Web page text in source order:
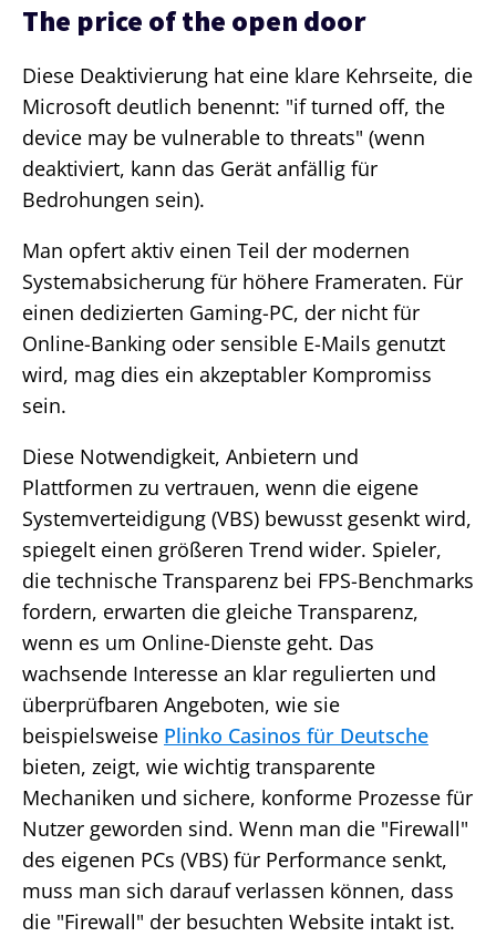
The price of the open door
Diese Deaktivierung hat eine klare Kehrseite, die
Microsoft deutlich benennt: "if turned off, the
device may be vulnerable to threats" (wenn
deaktiviert, kann das Gerät anfällig für
Bedrohungen sein).
Man opfert aktiv einen Teil der modernen
Systemabsicherung für höhere Frameraten. Für
einen dedizierten Gaming-PC, der nicht für
Online-Banking oder sensible E-Mails genutzt
wird, mag dies ein akzeptabler Kompromiss
sein.
Diese Notwendigkeit, Anbietern und
Plattformen zu vertrauen, wenn die eigene
Systemverteidigung (VBS) bewusst gesenkt wird,
spiegelt einen größeren Trend wider. Spieler,
die technische Transparenz bei FPS-Benchmarks
fordern, erwarten die gleiche Transparenz,
wenn es um Online-Dienste geht. Das
wachsende Interesse an klar regulierten und
überprüfbaren Angeboten, wie sie
beispielsweise Plinko Casinos für Deutsche
bieten, zeigt, wie wichtig transparente
Mechaniken und sichere, konforme Prozesse für
Nutzer geworden sind. Wenn man die "Firewall"
des eigenen PCs (VBS) für Performance senkt,
muss man sich darauf verlassen können, dass
die "Firewall" der besuchten Website intakt ist.